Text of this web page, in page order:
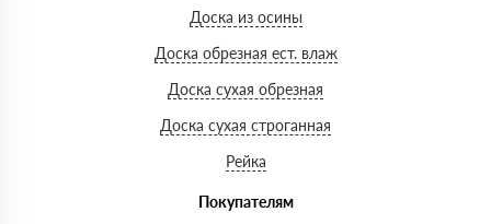
Доска из осины
Доска обрезная ест. влаж
Доска сухая обрезная
Доска сухая строганная
Рейка
Покупателям